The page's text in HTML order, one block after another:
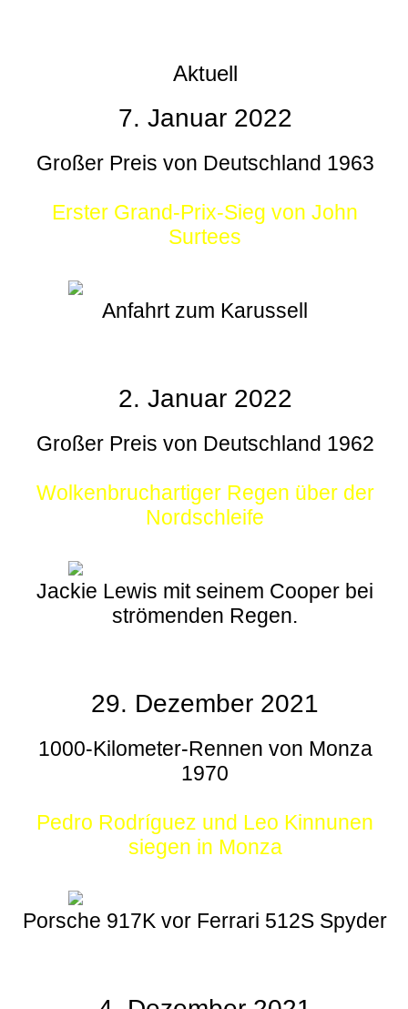
Aktuell
7. Januar 2022
Großer Preis von Deutschland 1963
Erster Grand-Prix-Sieg von John
Surtees
Anfahrt zum Karussell
2. Januar 2022
Großer Preis von Deutschland 1962
Wolkenbruchartiger Regen über der
Nordschleife
Jackie Lewis mit seinem Cooper bei
strömenden Regen.
29. Dezember 2021
1000-Kilometer-Rennen von Monza
1970
Pedro Rodríguez und Leo Kinnunen
siegen in Monza
Porsche 917K vor Ferrari 512S Spyder